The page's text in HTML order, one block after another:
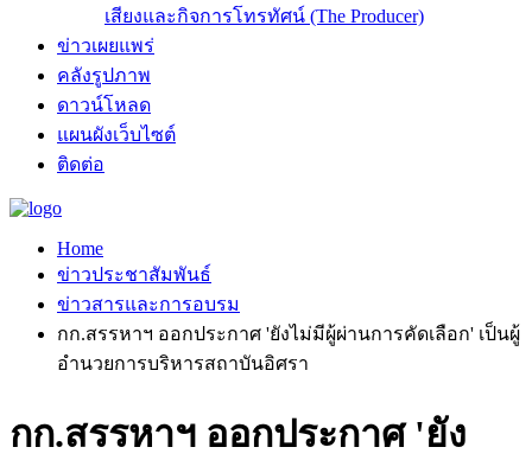
เสียงและกิจการโทรทัศน์ (The Producer)
ข่าวเผยแพร่
คลังรูปภาพ
ดาวน์โหลด
แผนผังเว็บไซต์
ติดต่อ
Home
ข่าวประชาสัมพันธ์
ข่าวสารและการอบรม
กก.สรรหาฯ ออกประกาศ 'ยังไม่มีผู้ผ่านการคัดเลือก' เป็นผู้
อำนวยการบริหารสถาบันอิศรา
กก.สรรหาฯ ออกประกาศ 'ยัง